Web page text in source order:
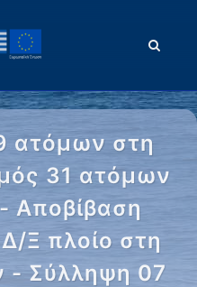
ατόμων στη
31 ατόμων
Αποβίβαση
Ξ πλοίο στη
- Σύλληψη 07